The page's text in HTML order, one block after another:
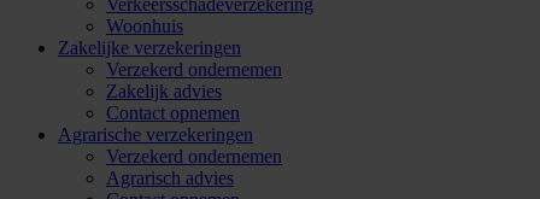
Verkeersschadeverzekering
Woonhuis
Zakelijke verzekeringen
Verzekerd ondernemen
Zakelijk advies
Contact opnemen
Agrarische verzekeringen
Verzekerd ondernemen
Agrarisch advies